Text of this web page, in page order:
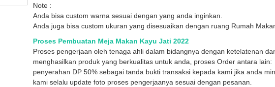
Note :
Anda bisa custom warna sesuai dengan yang anda inginkan.
Anda juga bisa custom ukuran yang disesuaikan dengan ruang Rumah
Proses Pembuatan Meja Makan Kayu Jati 2022
Proses pengerjaan oleh tenaga ahli dalam bidangnya dengan ketelatenan
menghasilkan produk yang berkualitas untuk anda, proses Order antara lain:
penyerahan DP 50% sebagai tanda bukti transaksi kepada kami jika anda
kami selalu update foto proses pengerjaanya sesuai dengan pesanan.